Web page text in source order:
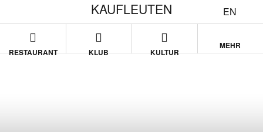
EN
KAUFLEUTEN
RESTAURANT KLUB KULTUR
MEHR